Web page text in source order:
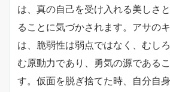
は、真の自己を受け入れる美しさ
ることに気づかされます。アサの
は、脆弱性は弱点ではなく、むし
む原動力であり、勇気の源である
す。仮面を脱ぎ捨てた時、自分自